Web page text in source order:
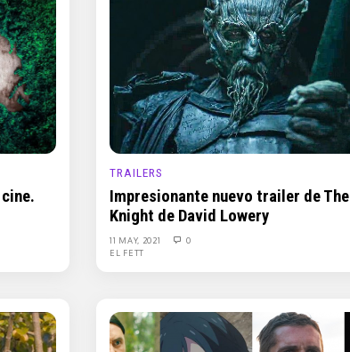
TRAILERS
Impresionante nuevo trailer de
Knight de David Lowery
11 MAY, 2021
0
EL FETT